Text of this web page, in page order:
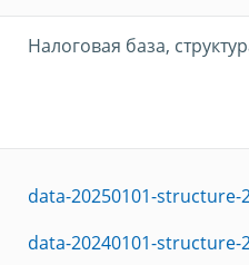
Налоговая база,
data-20250101-structure-
data-20240101-structure-